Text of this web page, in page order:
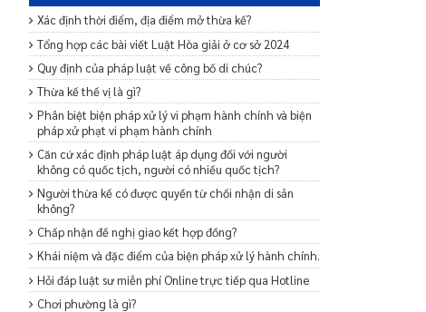
Xác định thời điểm, địa điểm mở thừa kế?
Tổng hợp các bài viết Luật Hòa giải ở cơ sở 2024
Quy định của pháp luật về công bố di chúc?
Thừa kế thế vị là gì?
Phân biệt biện pháp xử lý vi phạm hành chính và biện
pháp xử phạt vi phạm hành chính
Căn cứ xác định pháp luật áp dụng đối với người
không có quốc tịch, người có nhiều quốc tịch?
Người thừa kế có được quyền từ chối nhận di sản
không?
Chấp nhận đề nghị giao kết hợp đồng?
Khái niệm và đặc điểm của biện pháp xử lý hành chính.
Hỏi đáp luật sư miễn phí Online trực tiếp qua Hotline
Chơi phường là gì?